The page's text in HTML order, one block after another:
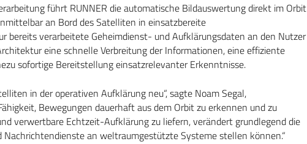
führt RUNNER die automatische Bildauswertung direkt im Orbit
an Bord des Satelliten in einsatzbereite
bereits verarbeitete Geheimdienst- und Aufklärungsdaten an den Nutzer
eine schnelle Verbreitung der Informationen, eine effiziente
sofortige Bereitstellung einsatzrelevanter Erkenntnisse.
in der operativen Aufklärung neu“, sagte Noam Segal,
Bewegungen dauerhaft aus dem Orbit zu erkennen und zu
verwertbare Echtzeit-Aufklärung zu liefern, verändert grundlegend die
Nachrichtendienste an weltraumgestützte Systeme stellen können.“